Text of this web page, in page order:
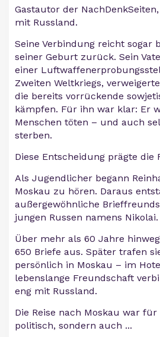
Gastautor der
mit Russland.
Seine Verbindung reicht sogar
seiner Geburt zurück. Sein
einer
Zweiten Weltkriegs,
die bereits vorrückende
kämpfen. Für ihn war klar: Er
Menschen töten – und auch
sterben.
Diese Entscheidung prägte die
Als Jugendlicher begann
Moskau zu hören. Daraus
außergewöhnliche
jungen Russen namens Nikolai.
Über mehr als 60 Jahre
650 Briefe aus. Später trafen
persönlich in Moskau – im
lebenslange Freundschaft
eng mit Russland.
Die Reise nach Moskau war
politisch, sondern auch ...